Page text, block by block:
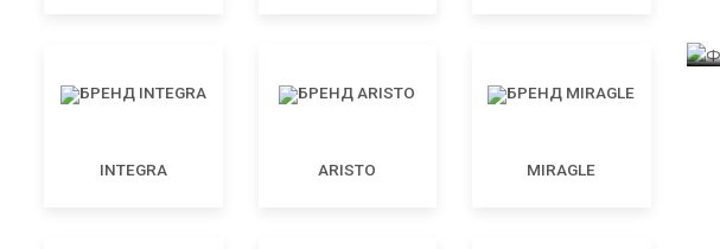
INTEGRA ARISTO MIRAGLE